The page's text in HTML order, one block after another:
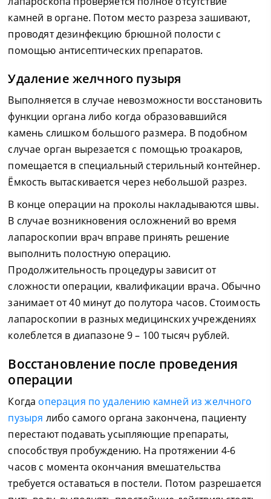
камней в органе. Потом место разреза зашивают,
проводят дезинфекцию брюшной полости с
помощью антисептических препаратов.
Удаление желчного пузыря
Выполняется в случае невозможности восстановить
функции органа либо когда образовавшийся
камень слишком большого размера. В подобном
случае орган вырезается с помощью троакаров,
помещается в специальный стерильный контейнер.
Ёмкость вытаскивается через небольшой разрез.
В конце операции на проколы накладываются швы.
В случае возникновения осложнений во время
лапароскопии врач вправе принять решение
выполнить полостную операцию.
Продолжительность процедуры зависит от
сложности операции, квалификации врача. Обычно
занимает от 40 минут до полутора часов. Стоимость
лапароскопии в разных медицинских учреждениях
колеблется в диапазоне 9 – 100 тысяч рублей.
Восстановление после проведения
операции
Когда операция по удалению камней из желчного
пузыря либо самого органа закончена, пациенту
перестают подавать усыпляющие препараты,
способствуя пробуждению. На протяжении 4-6
часов с момента окончания вмешательства
требуется оставаться в постели. Потом разрешается